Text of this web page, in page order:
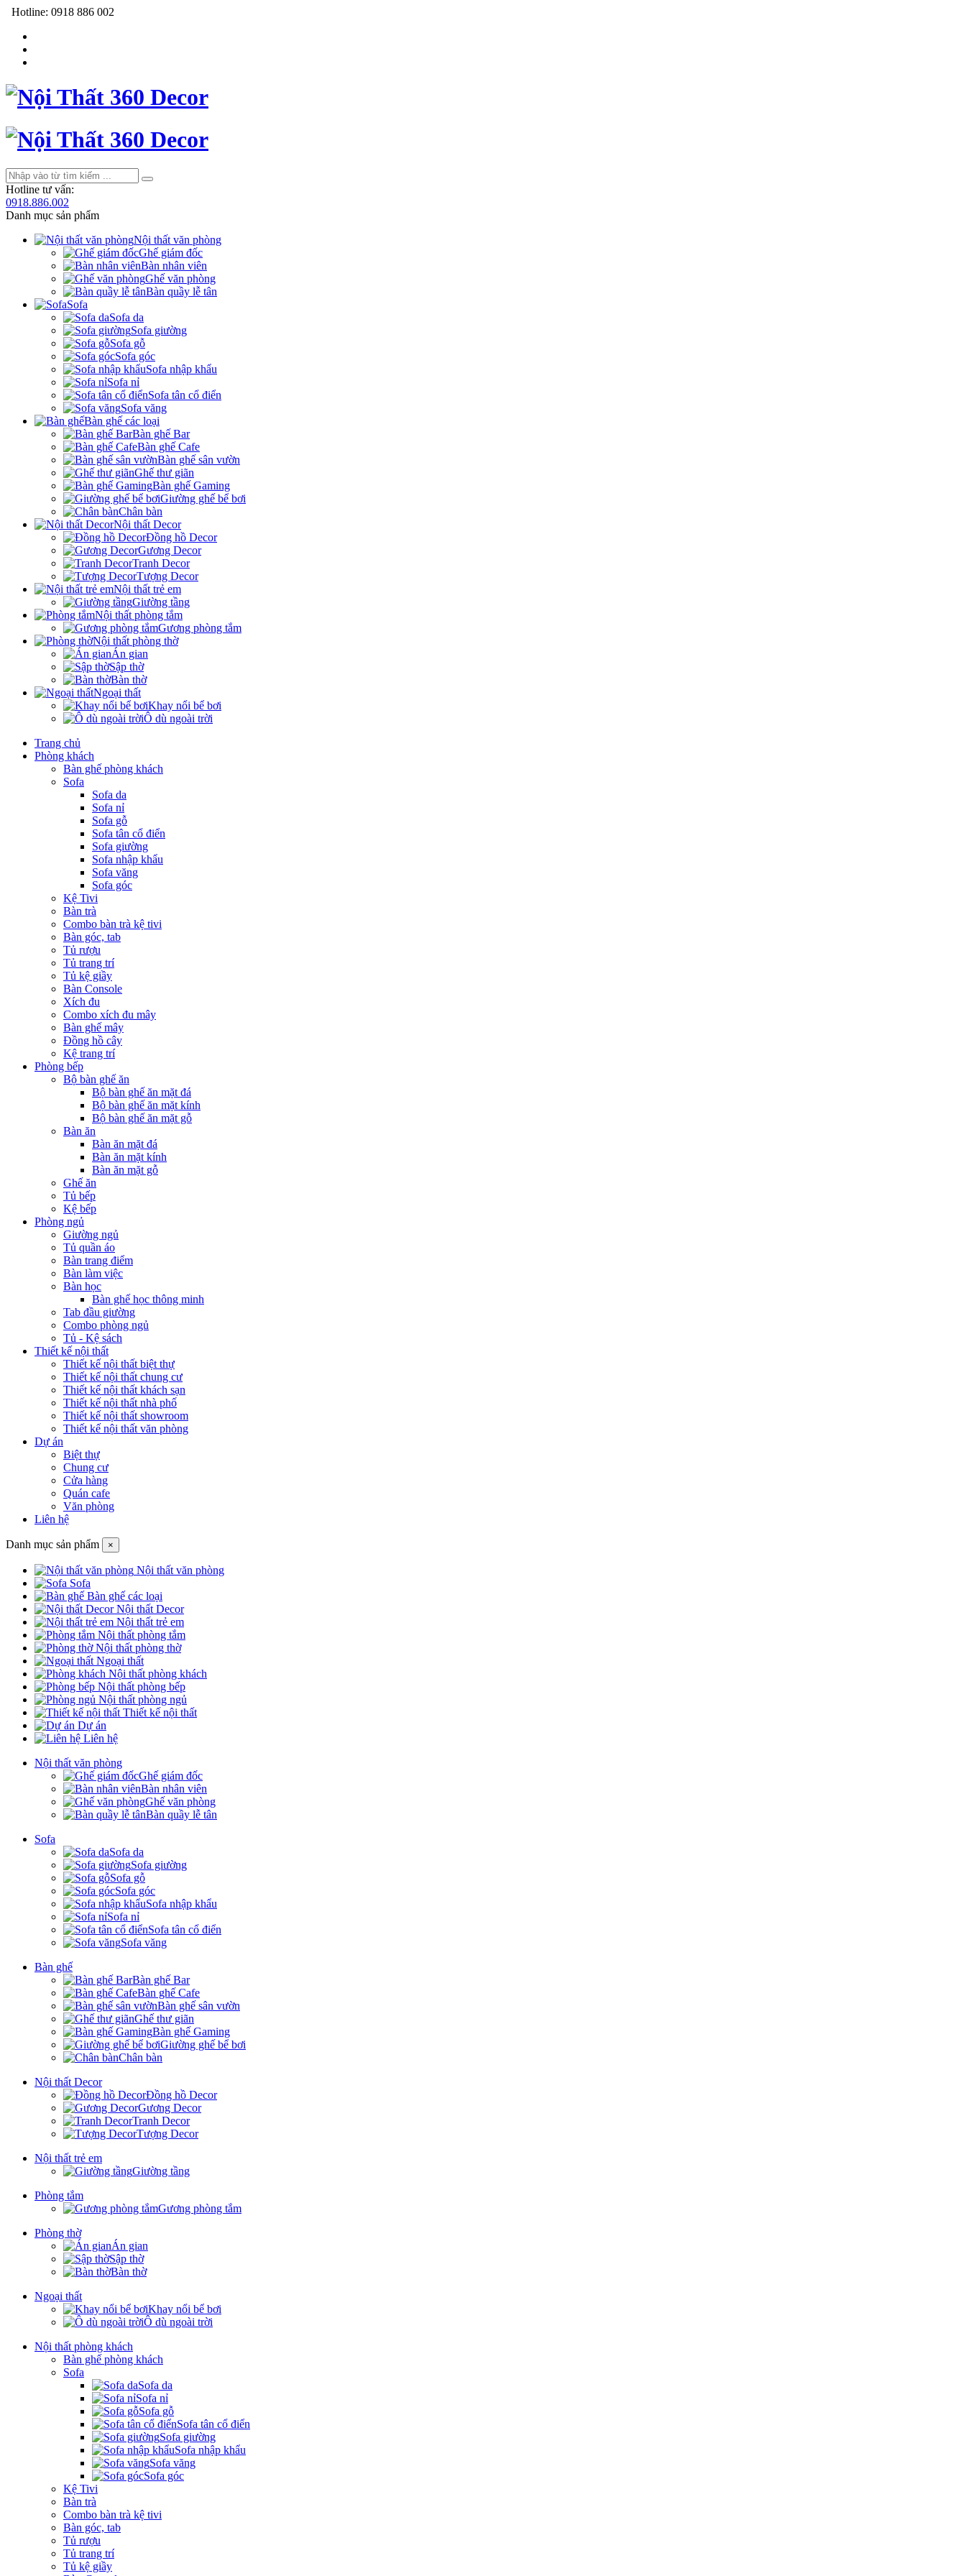
Hotline: 0918 886 002
Hotline tư vấn:
0918.886.002
Danh mục sản phẩm
Nội thất văn phòng
Ghế giám đốc
Bàn nhân viên
Ghế văn phòng
Bàn quầy lễ tân
Sofa
Sofa da
Sofa giường
Sofa gỗ
Sofa góc
Sofa nhập khẩu
Sofa nỉ
Sofa tân cổ điển
Sofa văng
Bàn ghế các loại
Bàn ghế Bar
Bàn ghế Cafe
Bàn ghế sân vườn
Ghế thư giãn
Bàn ghế Gaming
Giường ghế bể bơi
Chân bàn
Nội thất Decor
Đồng hồ Decor
Gương Decor
Tranh Decor
Tượng Decor
Nội thất trẻ em
Giường tầng
Nội thất phòng tắm
Gương phòng tắm
Nội thất phòng thờ
Án gian
Sập thờ
Bàn thờ
Ngoại thất
Khay nổi bể bơi
Ô dù ngoài trời
Trang chủ
Phòng khách
Bàn ghế phòng khách
Sofa
Sofa da
Sofa nỉ
Sofa gỗ
Sofa tân cổ điển
Sofa giường
Sofa nhập khẩu
Sofa văng
Sofa góc
Kệ Tivi
Bàn trà
Combo bàn trà kệ tivi
Bàn góc, tab
Tủ rượu
Tủ trang trí
Tủ kệ giầy
Bàn Console
Xích đu
Combo xích đu mây
Bàn ghế mây
Đồng hồ cây
Kệ trang trí
Phòng bếp
Bộ bàn ghế ăn
Bộ bàn ghế ăn mặt đá
Bộ bàn ghế ăn mặt kính
Bộ bàn ghế ăn mặt gỗ
Bàn ăn
Bàn ăn mặt đá
Bàn ăn mặt kính
Bàn ăn mặt gỗ
Ghế ăn
Tủ bếp
Kệ bếp
Phòng ngủ
Giường ngủ
Tủ quần áo
Bàn trang điểm
Bàn làm việc
Bàn học
Bàn ghế học thông minh
Tab đầu giường
Combo phòng ngủ
Tủ - Kệ sách
Thiết kế nội thất
Thiết kế nội thất biệt thự
Thiết kế nội thất chung cư
Thiết kế nội thất khách sạn
Thiết kế nội thất nhà phố
Thiết kế nội thất showroom
Thiết kế nội thất văn phòng
Dự án
Biệt thự
Chung cư
Cửa hàng
Quán cafe
Văn phòng
Liên hệ
Danh mục sản phẩm ×
Nội thất văn phòng
Sofa
Bàn ghế các loại
Nội thất Decor
Nội thất trẻ em
Nội thất phòng tắm
Nội thất phòng thờ
Ngoại thất
Nội thất phòng khách
Nội thất phòng bếp
Nội thất phòng ngủ
Thiết kế nội thất
Dự án
Liên hệ
Nội thất văn phòng
Ghế giám đốc
Bàn nhân viên
Ghế văn phòng
Bàn quầy lễ tân
Sofa
Sofa da
Sofa giường
Sofa gỗ
Sofa góc
Sofa nhập khẩu
Sofa nỉ
Sofa tân cổ điển
Sofa văng
Bàn ghế
Bàn ghế Bar
Bàn ghế Cafe
Bàn ghế sân vườn
Ghế thư giãn
Bàn ghế Gaming
Giường ghế bể bơi
Chân bàn
Nội thất Decor
Đồng hồ Decor
Gương Decor
Tranh Decor
Tượng Decor
Nội thất trẻ em
Giường tầng
Phòng tắm
Gương phòng tắm
Phòng thờ
Án gian
Sập thờ
Bàn thờ
Ngoại thất
Khay nổi bể bơi
Ô dù ngoài trời
Nội thất phòng khách
Bàn ghế phòng khách
Sofa
Sofa da
Sofa nỉ
Sofa gỗ
Sofa tân cổ điển
Sofa giường
Sofa nhập khẩu
Sofa văng
Sofa góc
Kệ Tivi
Bàn trà
Combo bàn trà kệ tivi
Bàn góc, tab
Tủ rượu
Tủ trang trí
Tủ kệ giầy